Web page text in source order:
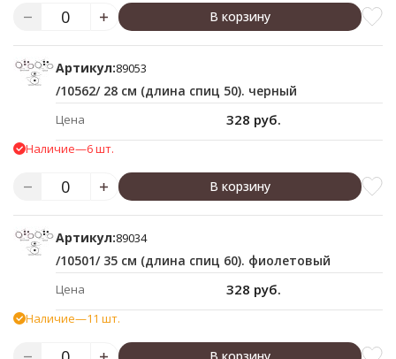
В корзину
Артикул:89053
/10562/ 28 см (длина спиц 50). черный
Цена 328 руб.
Наличие—6 шт.
В корзину
Артикул:89034
/10501/ 35 см (длина спиц 60). фиолетовый
Цена 328 руб.
Наличие—11 шт.